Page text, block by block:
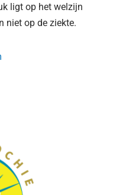
ligt op het welzijn
niet op de ziekte.